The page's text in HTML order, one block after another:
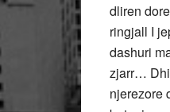
dliren
ringjall I
dashuri
zjarr…
njerezore